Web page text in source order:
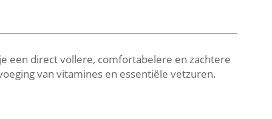
een direct vollere, comfortabelere en zachtere
van vitamines en essentiële vetzuren.